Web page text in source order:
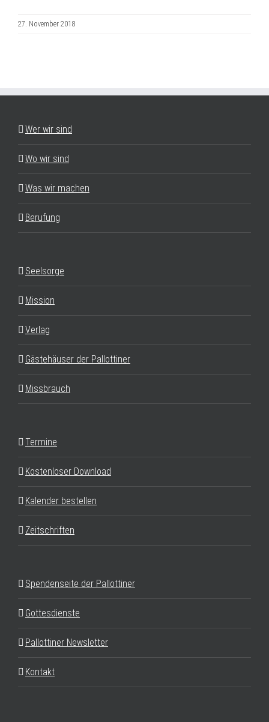
27. November 2018
Wer wir sind
Wo wir sind
Was wir machen
Berufung
Seelsorge
Mission
Verlag
Gästehäuser der Pallottiner
Missbrauch
Termine
Kostenloser Download
Kalender bestellen
Zeitschriften
Spendenseite der Pallottiner
Gottesdienste
Pallottiner Newsletter
Kontakt